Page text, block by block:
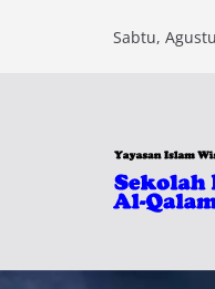
Sabtu,